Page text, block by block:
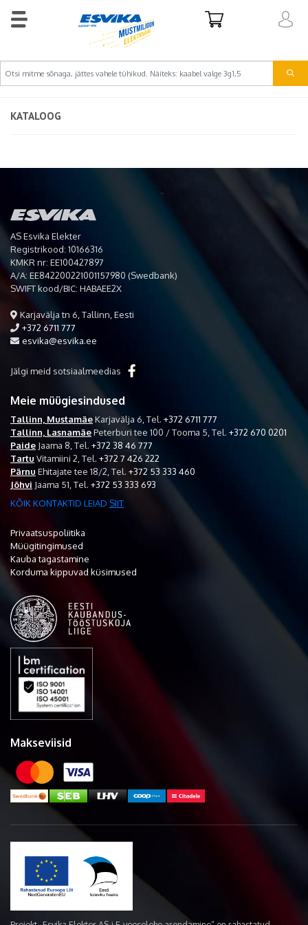
KATALOOG
AS Esvika Elekter
Registrikood: 10166316
KMKR nr: EE100427897
A/A: EE842200221001157980 (Swedbank)
SWIFT kood/BIC: HABAEE2X
Karjavälja tn 6, Tallinn, Eesti
+372 6711 777
esvika@esvika.ee
Jälgi meid sotsiaalmeedias
Meie müügiesindused
Tallinn, MustamäeKarjavälja 6, Tel. +372 6711 777
Tallinn, LasnamäePeterburi tee 100 / Tooma 5, Tel. +372 670 0201
Paide Jaama 8, Tel. +372 38 46 777
Tartu Vitamiini 2, Tel. +372 7 426 222
Pärnu Ehitajate tee 18/2, Tel. +372 53 333 460
Jõhvi Jaama 51, Tel. +372 53 333 693
KÕIK KONTAKTID LEIAD SIIT
Privaatsuspoliitika
Müügitingimused
Kauba tagastamine
Korduma kippuvad küsimused
Makseviisid